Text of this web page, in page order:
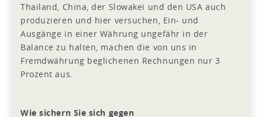
Thailand, China, der Slowakei und den USA auch
produzieren und hier versuchen, Ein- und
Ausgänge in einer Währung ungefähr in der
Balance zu halten, machen die von uns in
Fremdwährung beglichenen Rechnungen nur 3
Prozent aus.
Wie sichern Sie sich gegen